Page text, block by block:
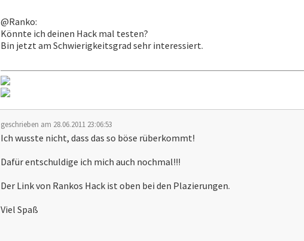
@Ranko:
Könnte ich deinen Hack mal testen?
Bin jetzt am Schwierigkeitsgrad sehr interessiert.
geschrieben am 28.06.2011 23:06:53
Ich wusste nicht, dass das so böse rüberkommt!
Dafür entschuldige ich mich auch nochmal!!!
Der Link von Rankos Hack ist oben bei den Plazierungen.
Viel Spaß